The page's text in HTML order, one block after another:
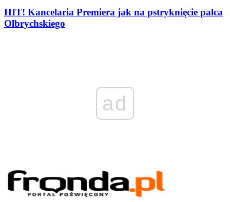
HIT! Kancelaria Premiera jak na pstryknięcie palca
Olbrychskiego
ad